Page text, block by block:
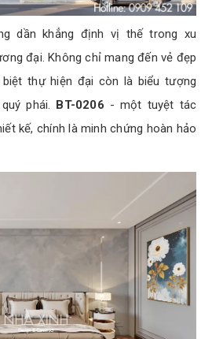
dần khẳng định vị thế trong xu
đại. Không chỉ mang đến vẻ đẹp
biệt thự hiện đại còn là biểu tượng
phái.
BT-0206 - một tuyệt tác
kế, chính là minh chứng hoàn hảo